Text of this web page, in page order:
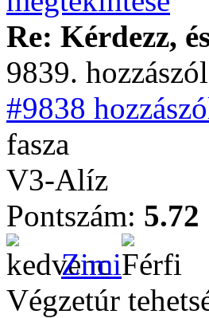
Re: Kérdezz,
9839.
#9838
fasza
V3-Alíz
Pontszám: 5.72
Zimi
Végzetúr